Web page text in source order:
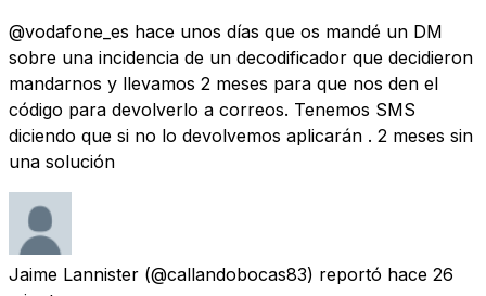
@vodafone_es hace unos días que os mandé un DM
sobre una incidencia de un decodificador que decidieron
mandarnos y llevamos 2 meses para que nos den el
código para devolverlo a correos. Tenemos SMS
diciendo que si no lo devolvemos aplicarán . 2 meses sin
una solución
Jaime Lannister (@callandobocas83) reportó hace 26